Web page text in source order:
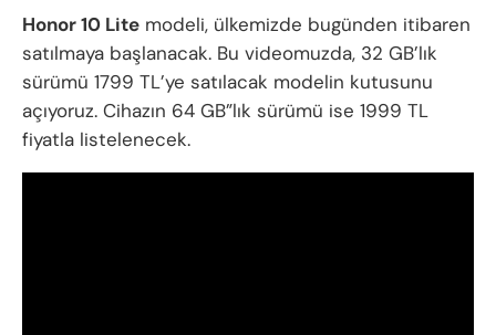
Honor 10 Lite modeli, ülkemizde bugünden itibaren
satılmaya başlanacak. Bu videomuzda, 32 GB’lık
sürümü 1799 TL’ye satılacak modelin kutusunu
açıyoruz. Cihazın 64 GB”lık sürümü ise 1999 TL
fiyatla listelenecek.